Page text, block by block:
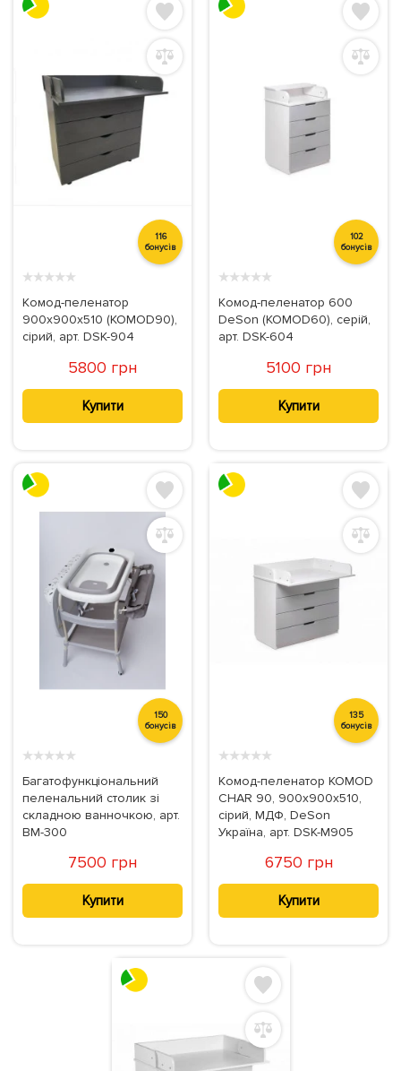
116
бонусів
★★★★★
Комод-пеленатор
900х900х510 (KOMOD90),
сірий, арт. DSK-904
5800 грн
Купити
102
бонусів
★★★★★
Комод-пеленатор 600
DeSon (KOMOD60), серій,
арт. DSK-604
5100 грн
Купити
150
бонусів
★★★★★
Багатофункціональний
пеленальний столик зі
складною ванночкою, арт.
BM-300
7500 грн
Купити
135
бонусів
★★★★★
Комод-пеленатор KOMOD
CHAR 90, 900х900х510,
сірий, МДФ, DeSon
Україна, арт. DSK-М905
6750 грн
Купити